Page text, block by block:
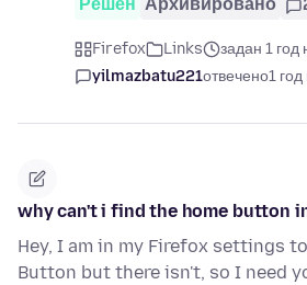
Решён Архивировано
Firefox Links
задан 1 год
yilmazbatu221отвечено1
why can't i find the home button
Hey, I am in my Firefox settings
Button but there isn't, so I need